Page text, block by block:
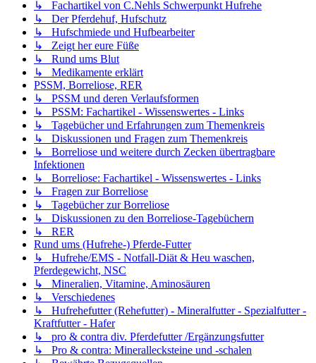
↳ Fachartikel von C.Nehls Schwerpunkt Hufrehe
↳ Der Pferdehuf, Hufschutz
↳ Hufschmiede und Hufbearbeiter
↳ Zeigt her eure Füße
↳ Rund ums Blut
↳ Medikamente erklärt
PSSM, Borreliose, RER
↳ PSSM und deren Verlaufsformen
↳ PSSM: Fachartikel - Wissenswertes - Links
↳ Tagebücher und Erfahrungen zum Themenkreis
↳ Diskussionen und Fragen zum Themenkreis
↳ Borreliose und weitere durch Zecken übertragbare
Infektionen
↳ Borreliose: Fachartikel - Wissenswertes - Links
↳ Fragen zur Borreliose
↳ Tagebücher zur Borreliose
↳ Diskussionen zu den Borreliose-Tagebüchern
↳ RER
Rund ums (Hufrehe-) Pferde-Futter
↳ Hufrehe/EMS - Notfall-Diät & Heu waschen,
Pferdegewicht, NSC
↳ Mineralien, Vitamine, Aminosäuren
↳ Verschiedenes
↳ Hufrehefutter (Rehefutter) - Mineralfutter - Spezialfutter -
Kraftfutter - Hafer
↳ pro & contra div. Pferdefutter /Ergänzungsfutter
↳ Pro & contra: Minerallecksteine und -schalen